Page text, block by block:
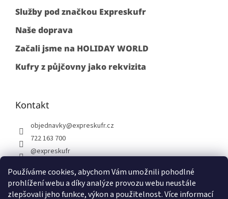
Používáme cookies, abychom Vám umožnili pohodlné
prohlížení webu a díky analýze provozu webu neustále
zlepšovali jeho funkce, výkon a použitelnost. Více informací
Služby pod značkou Expreskufr
Naše doprava
Začali jsme na HOLIDAY WORLD
Kufry z půjčovny jako rekvizita
Kontakt
objednavky@expreskufr.cz
722 163 700
@expreskufr